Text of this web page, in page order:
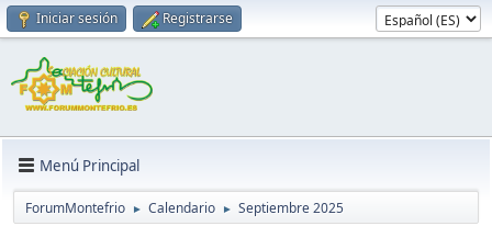
Iniciar sesión Registrarse
Menú Principal
ForumMontefrio ► Calendario ► Septiembre 2025